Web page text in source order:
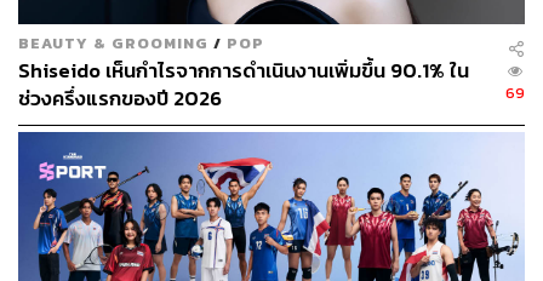
BEAUTY & GROOMING / POP
Shiseido เห็นกำไรจากการดำเนินงานเพิ่มขึ้น 90.1% ใน
ช่วงครึ่งแรกของปี 2026
69